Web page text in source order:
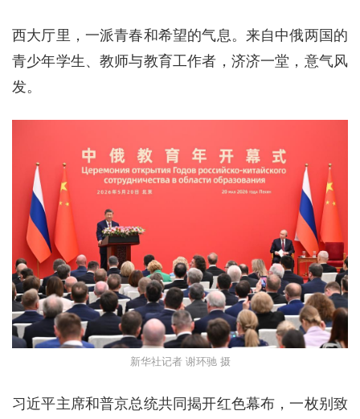
西大厅里，一派青春和希望的气息。来自中俄两国的
青少年学生、教师与教育工作者，济济一堂，意气风
发。
新华社记者 谢环驰 摄
习近平主席和普京总统共同揭开红色幕布，一枚别致